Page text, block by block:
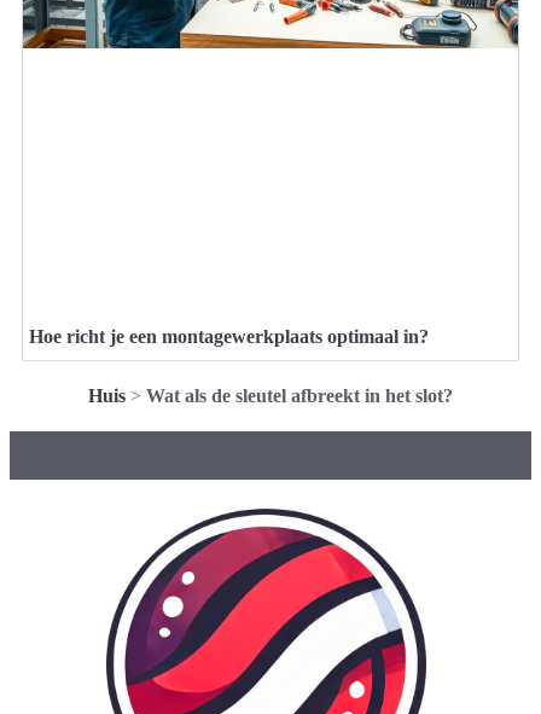
Hoe richt je een montagewerkplaats optimaal in?
Huis > Wat als de sleutel afbreekt in het slot?